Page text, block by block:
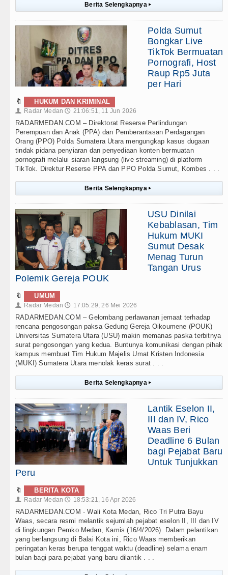
Berita Selengkapnya ▸
Polda Sumut
Bongkar Live
TikTok Bermuatan
Pornografi, Host
Raup Rp5 Juta
per Hari
🔖 HUKUM DAN KRIMINAL
👤 Radar Medan 🕔 21:06:51, 11 Jun 2026
RADARMEDAN.COM – Direktorat Reserse Perlindungan
Perempuan dan Anak (PPA) dan Pemberantasan Perdagangan
Orang (PPO) Polda Sumatera Utara mengungkap kasus dugaan
tindak pidana penyiaran dan penyediaan konten bermuatan
pornografi melalui siaran langsung (live streaming) di platform
TikTok. Direktur Reserse PPA dan PPO Polda Sumut, Kombes . . .
Berita Selengkapnya ▸
USU Dinilai
Kebablasan, Tim
Hukum MUKI
Sumut Desak
Menag Turun
Tangan Urus
Polemik Gereja POUK
🔖 UMUM
👤 Radar Medan 🕔 17:05:29, 26 Mei 2026
RADARMEDAN.COM – Gelombang perlawanan jemaat terhadap
rencana pengosongan paksa Gedung Gereja Oikoumene (POUK)
Universitas Sumatera Utara (USU) makin memanas paska terbitnya
surat pengosongan yang kedua. Buntunya komunikasi dengan pihak
kampus membuat Tim Hukum Majelis Umat Kristen Indonesia
(MUKI) Sumatera Utara menolak keras surat . . .
Berita Selengkapnya ▸
Lantik Eselon II,
III dan IV, Rico
Waas Beri
Deadline 6 Bulan
bagi Pejabat Baru
Untuk Tunjukkan
Peru
🔖 BERITA KOTA
👤 Radar Medan 🕔 18:53:21, 16 Apr 2026
RADARMEDAN.COM - Wali Kota Medan, Rico Tri Putra Bayu
Waas, secara resmi melantik sejumlah pejabat eselon II, III dan IV
di lingkungan Pemko Medan, Kamis (16/4/2026). Dalam pelantikan
yang berlangsung di Balai Kota ini, Rico Waas memberikan
peringatan keras berupa tenggat waktu (deadline) selama enam
bulan bagi para pejabat yang baru dilantik . . .